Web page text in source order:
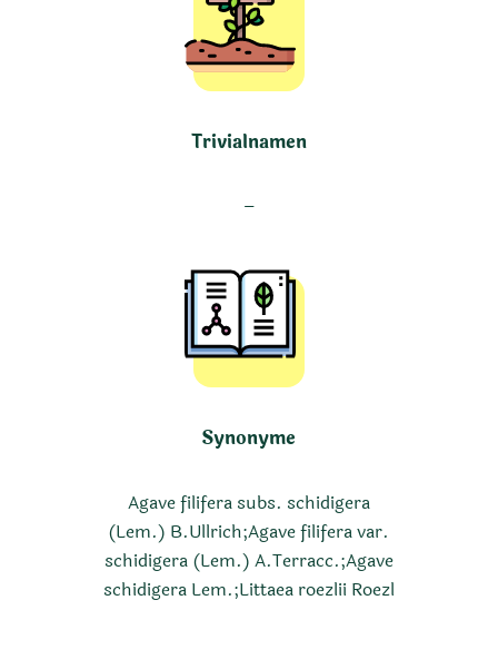
Trivialnamen
–
Synonyme
Agave filifera subs. schidigera
(Lem.) B.Ullrich;Agave filifera var.
schidigera (Lem.) A.Terracc.;Agave
schidigera Lem.;Littaea roezlii Roezl